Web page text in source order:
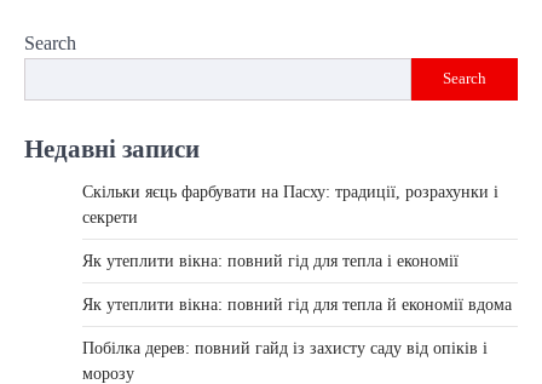
Search
Search
Недавні записи
Скільки яєць фарбувати на Пасху: традиції, розрахунки і
секрети
Як утеплити вікна: повний гід для тепла і економії
Як утеплити вікна: повний гід для тепла й економії вдома
Побілка дерев: повний гайд із захисту саду від опіків і
морозу